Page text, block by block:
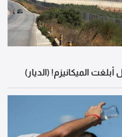
الميكانيزم! (الديار)